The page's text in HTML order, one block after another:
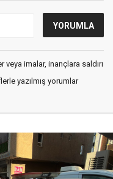
imalar, inançlara saldırı
yazılmış yorumlar